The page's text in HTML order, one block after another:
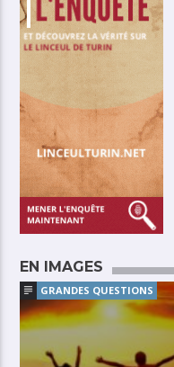
EN IMAGES
GRANDES QUESTIONS